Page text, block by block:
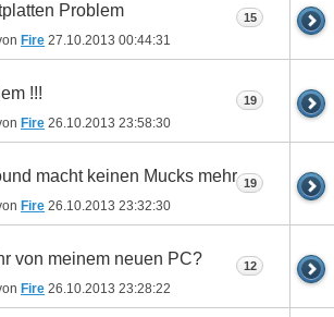
Problem
Fire 27.10.2013 00:44:31
15
!!!
Fire 26.10.2013 23:58:30
19
macht keinen Mucks mehr
Fire 26.10.2013 23:32:30
19
von meinem neuen PC?
Fire 26.10.2013 23:28:22
12